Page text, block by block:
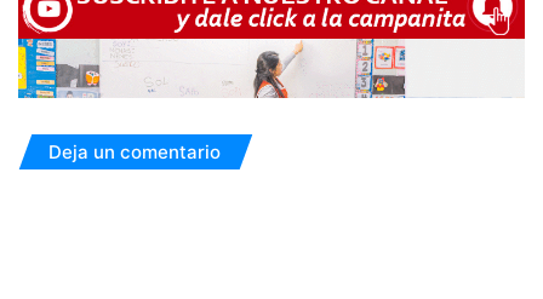
Deja un comentario